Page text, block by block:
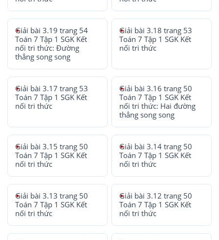
Giải bài 3.19 trang 54
Toán 7 Tập 1 SGK Kết
nối tri thức: Đường
thẳng song song
Giải bài 3.18 trang 53
Toán 7 Tập 1 SGK Kết
nối tri thức
Giải bài 3.17 trang 53
Toán 7 Tập 1 SGK Kết
nối tri thức
Giải bài 3.16 trang 50
Toán 7 Tập 1 SGK Kết
nối tri thức: Hai đường
thẳng song song
Giải bài 3.15 trang 50
Toán 7 Tập 1 SGK Kết
nối tri thức
Giải bài 3.14 trang 50
Toán 7 Tập 1 SGK Kết
nối tri thức
Giải bài 3.13 trang 50
Toán 7 Tập 1 SGK Kết
nối tri thức
Giải bài 3.12 trang 50
Toán 7 Tập 1 SGK Kết
nối tri thức